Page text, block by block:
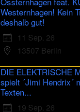
Westernhagen! Kein
deshalb gut!
11 Sep. 26
13507 Berlin
DIE ELEKTRISCHE
spielt ´Jimi Hendrix´
Texten...
19 Sep. 26